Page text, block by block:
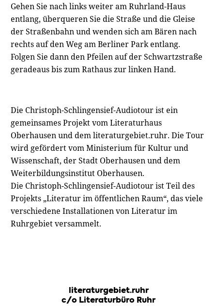
Gehen Sie nach links weiter am Ruhrland-Haus
entlang, überqueren Sie die Straße und die Gleise
der Straßenbahn und wenden sich am Bären nach
rechts auf den Weg am Berliner Park entlang.
Folgen Sie dann den Pfeilen auf der Schwartzstraße
geradeaus bis zum Rathaus zur linken Hand.
Die Christoph-Schlingensief-Audiotour ist ein
gemeinsames Projekt vom Literaturhaus
Oberhausen und dem literaturgebiet.ruhr. Die Tour
wird gefördert vom Ministerium für Kultur und
Wissenschaft, der Stadt Oberhausen und dem
Weiterbildungsinstitut Oberhausen.
Die Christoph-Schlingensief-Audiotour ist Teil des
Projekts „Literatur im öffentlichen Raum“, das viele
verschiedene Installationen von Literatur im
Ruhrgebiet versammelt.
literaturgebiet.ruhr
c/o Literaturbüro Ruhr